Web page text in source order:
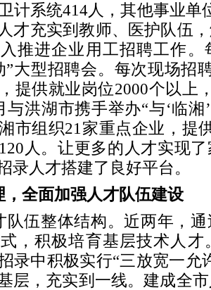
计系统414人，其他事业单
才充实到教师、医护队伍
推进企业用工招聘工作。
”大型招聘会。每次现场招
提供就业岗位2000个以上
与洪湖市携手举办“与‘临
市组织21家重点企业，提
人。让更多的人才实现
录人才搭建了良好平台。
，全面加强人才队伍建设
队伍整体结构。近两年，
，积极培育基层技术人才
录中积极实行“三放宽一允
层，充实到一线。建成全